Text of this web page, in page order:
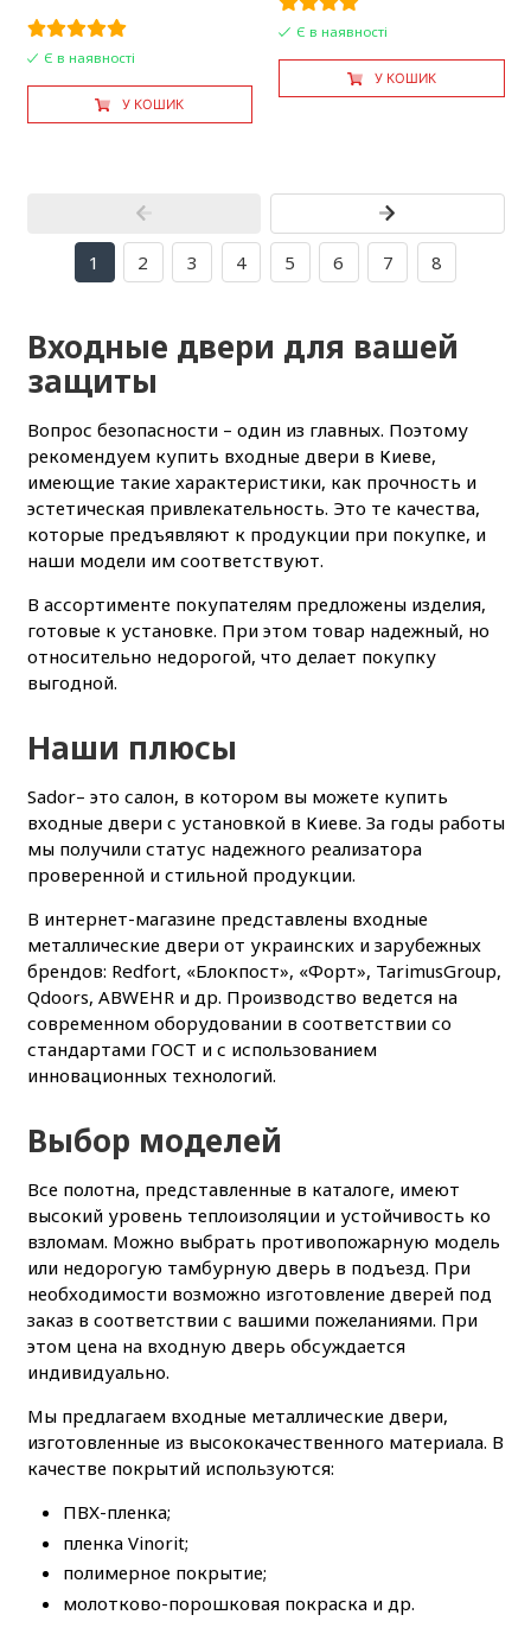
Є в наявності
У КОШИК
Є в наявності
У КОШИК
1 2 3 4 5 6 7 8
Входные двери для вашей
защиты
Вопрос безопасности – один из главных. Поэтому
рекомендуем купить входные двери в Киеве,
имеющие такие характеристики, как прочность и
эстетическая привлекательность. Это те качества,
которые предъявляют к продукции при покупке, и
наши модели им соответствуют.
В ассортименте покупателям предложены изделия,
готовые к установке. При этом товар надежный, но
относительно недорогой, что делает покупку
выгодной.
Наши плюсы
Sador– это салон, в котором вы можете купить
входные двери с установкой в Киеве. За годы работы
мы получили статус надежного реализатора
проверенной и стильной продукции.
В интернет-магазине представлены входные
металлические двери от украинских и зарубежных
брендов: Redfort, «Блокпост», «Форт», TarimusGroup,
Qdoors, ABWEHR и др. Производство ведется на
современном оборудовании в соответствии со
стандартами ГОСТ и с использованием
инновационных технологий.
Выбор моделей
Все полотна, представленные в каталоге, имеют
высокий уровень теплоизоляции и устойчивость ко
взломам. Можно выбрать противопожарную модель
или недорогую тамбурную дверь в подъезд. При
необходимости возможно изготовление дверей под
заказ в соответствии с вашими пожеланиями. При
этом цена на входную дверь обсуждается
индивидуально.
Мы предлагаем входные металлические двери,
изготовленные из высококачественного материала. В
качестве покрытий используются:
ПВХ-пленка;
пленка Vinorit;
полимерное покрытие;
молотково-порошковая покраска и др.